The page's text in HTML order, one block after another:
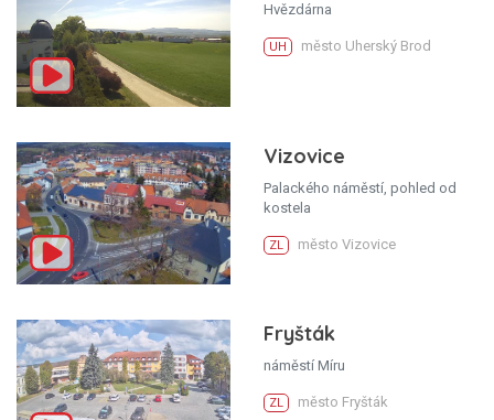
Hvězdárna
UH město Uherský Brod
Vizovice
Palackého náměstí, pohled od
kostela
ZL město Vizovice
Fryšták
náměstí Míru
ZL město Fryšták